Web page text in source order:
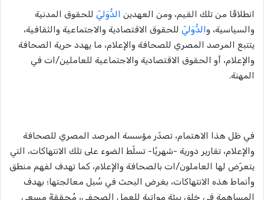
انطلاقًا من تلك القيم، ومن العهدين الدُّوَليّ للحقوق المدنية
والسياسية، والدُّوَليّ للحقوق الاقتصادية والاجتماعية والثقافية،
يتتبع المرصد المصري للصحافة والإعلام، ما يهدد حرية الصحافة
والإعلام، أو الحقوق الاقتصادية والاجتماعية للعاملين/ات في
المهنة.
في ظل هذا الاهتمام، تصدّر مؤسسة المرصد المصري للصحافة
والإعلام، تقارير دورية -شهريًا- تسلّط الضوء على تلك الانتهاكات، التي
يتعرّض لها العاملون/ات بالصحافة والإعلام، كما تهدف لفهم منطق
وأنماط هذه الانتهاكات، بغرض البحث في سُبل معالجتها؛ بهدف
المساهمة في خلق بيئة مواتية للعمل الصحفي، مُحققةّ مسعى